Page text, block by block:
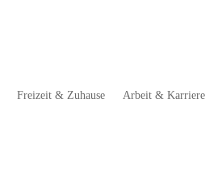
Freizeit & Zuhause Arbeit & Karriere